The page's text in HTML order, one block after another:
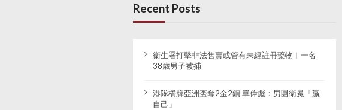
Recent Posts
衞生署打擊非法售賣或管有未經註冊藥物︱一名
38歲男子被捕
港隊橋牌亞洲盃奪2金2銅 單偉彪：男團衛冕「贏
自己」